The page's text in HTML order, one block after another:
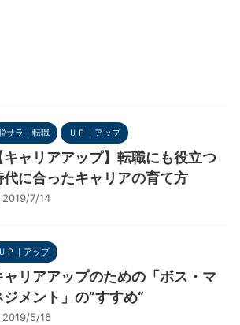
サラ｜転職 ＵＰ｜アップ
キャリアアップ】転職にも役立つ
代に合ったキャリアの育て方
2019/7/14
ＵＰ｜アップ
ャリアアップのための「ボス・マ
ジメント」の”すすめ“
2019/5/16